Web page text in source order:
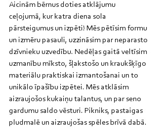
Aicinām bērnus doties atklājumu
ceļojumā, kur katra diena sola
pārsteigumus un izpēti! Mēs pētīsim formu
un izmēru pasauli, uzzināsim par neparasto
dzīvnieku uzvedību. Nedēļas gaitā veltīsim
uzmanību mīksto, šļakstošo un kraukšķīgo
materiālu praktiskai izmantošanai un to
unikālo īpašību izpētei. Mēs atklāsim
aizraujošos kukaiņu talantus, un par seno
gardumu saldo vēsturi. Pikniks, pastaigas
pludmalē un aizraujošas spēles brīvā dabā.